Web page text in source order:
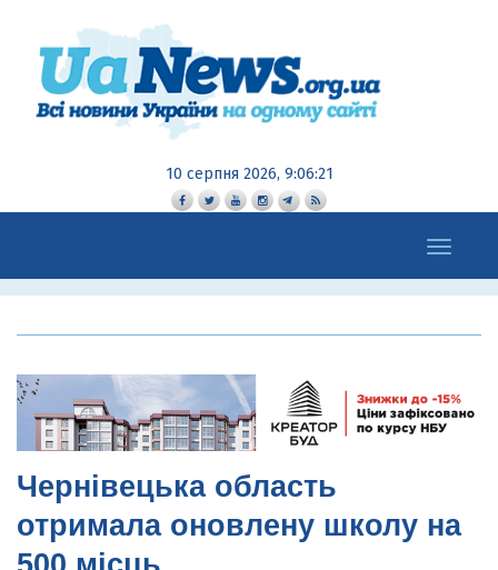
10 серпня 2026, 9:06:23
Toggle
navigation
Чернівецька область
отримала оновлену школу на